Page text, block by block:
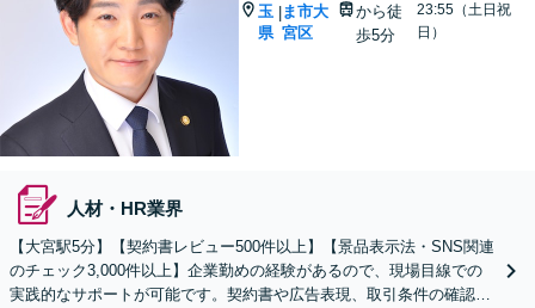
玉
県
|ま市大
宮区
から徒
歩5分
23:55（土日祝
日）
人材・HR業界
【大宮駅5分】【契約書レビュー500件以上】【景品表示法・SNS関連
のチェック3,000件以上】企業勤めの経験があるので、現場目線での
実践的なサポートが可能です。契約書や広告表現、取引条件の確認な